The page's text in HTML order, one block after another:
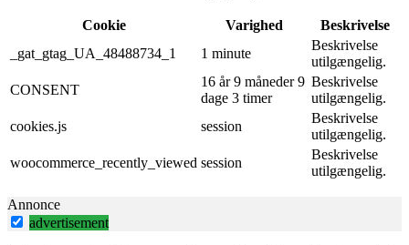
Cookie Varighed
Beskrivelse
_gat_gtag_UA_48488734_1
1 minute
Beskrivelse
utilgængelig.
CONSENT
16 år 9 måneder 9
dage 3 timer
Beskrivelse
utilgængelig.
cookies.js
session
Beskrivelse
utilgængelig.
woocommerce_recently_viewed session
Beskrivelse
utilgængelig.
Annonce
advertisement